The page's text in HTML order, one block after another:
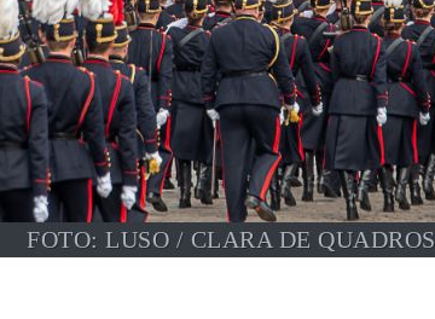
FOTO: LUSO / CLARA DE QUADROS